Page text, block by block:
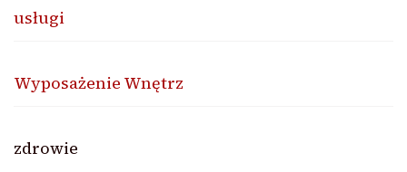
usługi
Wyposażenie Wnętrz
zdrowie